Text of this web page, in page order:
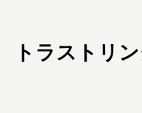
トラストリ